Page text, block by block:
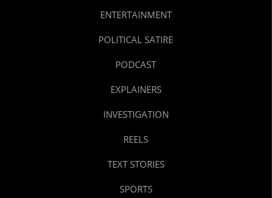
ENTERTAINMENT
POLITICAL SATIRE
PODCAST
EXPLAINERS
INVESTIGATION
REELS
TEXT STORIES
SPORTS